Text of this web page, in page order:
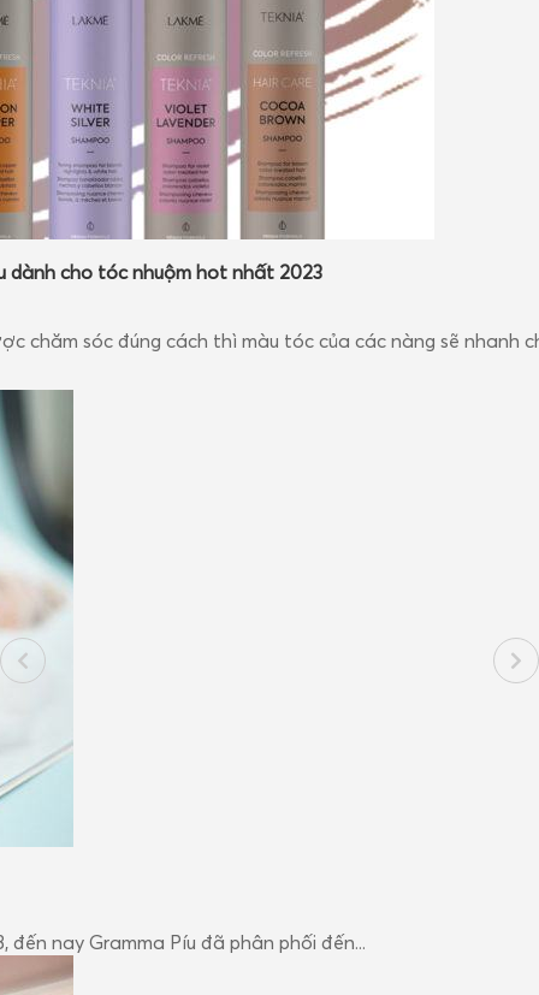
bị nhợt nhạt và...